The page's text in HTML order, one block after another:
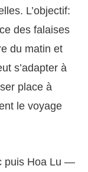
L’objectif:
des falaises
du matin et
s’adapter à
place à
le voyage
puis Hoa Lu —